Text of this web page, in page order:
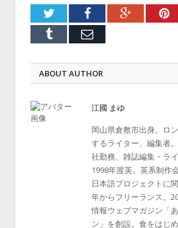
TwitterFacebookGoogle+
Tumblr Email
ABOUT AUTHOR
江國 まゆ
岡山県倉敷市出身。ロ
するライター、編集者
社勤務、雑誌編集・ライ
1998年渡英。英系制作
日本語プロジェクトに
年からフリーランス。
情報ウェブマガジン「
ン」を創設。食をはじ